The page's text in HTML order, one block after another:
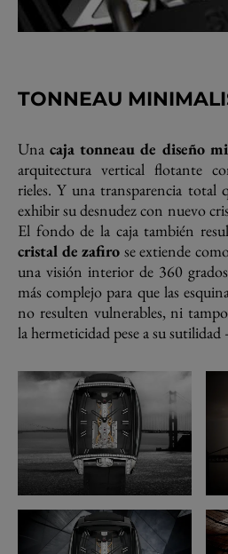
TONNEAU
Una caja tonneau de diseño
arquitectura vertical flotante
rieles. Y una transparencia total
exhibir su desnudez con nuevo
El fondo de la caja también
cristal de zafiro se extiende
una visión interior de 360
más complejo para que las
no resulten vulnerables, ni
la hermeticidad pese a su